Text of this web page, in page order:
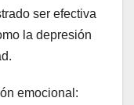
ser efectiva
la depresión
emocional: